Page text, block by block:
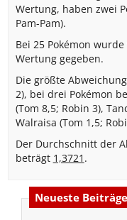
Wertung, haben zwei
Pam-Pam).
Bei 25 Pokémon
Wertung gegeben.
Die größte
2), bei drei Pokémon
(Tom 8,5; Robin 3),
Walraisa (Tom 1,5;
Der Durchschnitt der
beträgt 1,3721 .
Neueste Beiträge